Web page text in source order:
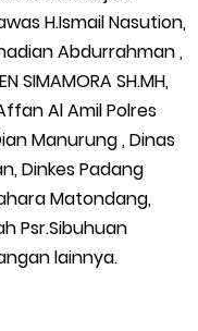
Monyet, YBM PLN UP3
Tangan Kemanusiaan
BPJS Rp52 Juta,
Jaminan Sosial
H.Ismail Nasution,
Abdurrahman ,
SIMAMORA SH.MH,
Al Amil Polres
Manurung , Dinas
Dinkes Padang
Matondang,
Psr.Sibuhuan
lainnya.